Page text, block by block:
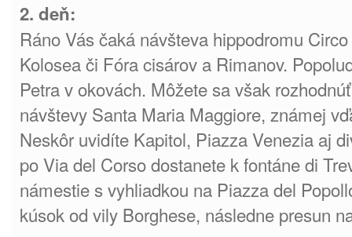
2. deň:
Ráno Vás čaká návšteva hippodromu
Kolosea či Fóra cisárov a Rimanov.
Petra v okovách. Môžete sa však
návštevy Santa Maria Maggiore, známej
Neskôr uvidíte Kapitol, Piazza Venezia aj
po Via del Corso dostanete k fontáne di
námestie s vyhliadkou na Piazza del
kúsok od vily Borghese, následne presun